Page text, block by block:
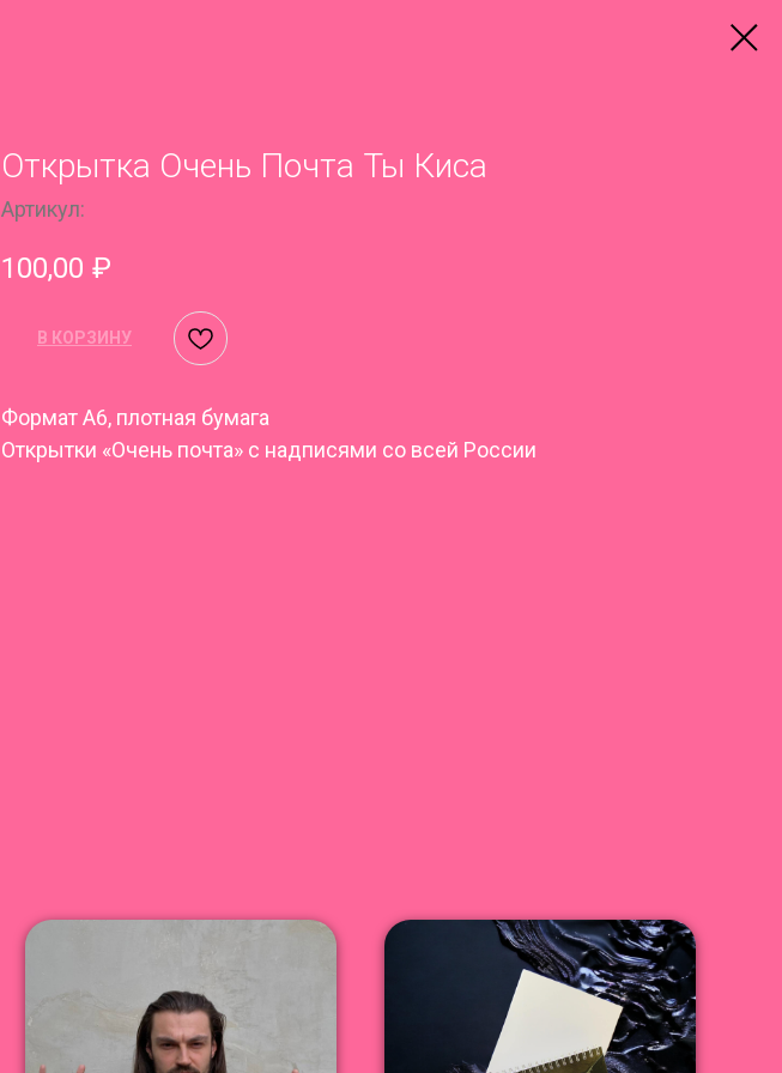
Открытка Очень Почта Ты Киса
Артикул:
100,00 ₽
В КОРЗИНУ
Формат A6, плотная бумага
Открытки «Очень почта» с надписями со всей России